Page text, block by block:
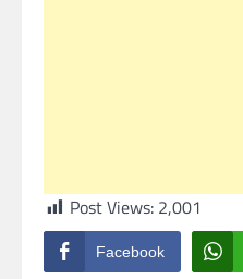
Post Views: 2,001
Facebook